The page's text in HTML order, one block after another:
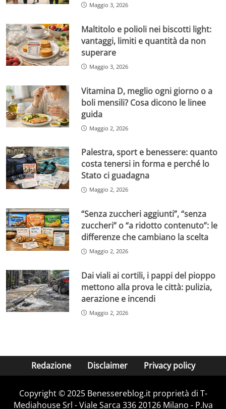
Maggio 3, 2026
Maltitolo e polioli nei biscotti light:
vantaggi, limiti e quantità da non
superare
Maggio 3, 2026
Vitamina D, meglio ogni giorno o a
boli mensili? Cosa dicono le linee
guida
Maggio 2, 2026
Palestra, sport e benessere: quanto
costa tenersi in forma e perché lo
Stato ci guadagna
Maggio 2, 2026
“Senza zuccheri aggiunti”, “senza
zuccheri” o “a ridotto contenuto”: le
differenze che cambiano la scelta
Maggio 2, 2026
Dai viali ai cortili, i pappi del pioppo
mettono alla prova le città: pulizia,
aerazione e incendi
Maggio 2, 2026
Redazione Disclaimer Privacy policy
Copyright © 2025 Benessereblog.it proprietà di T-
Mediahouse Srl - Viale Sarca 336 20126 Milano - P.Iva